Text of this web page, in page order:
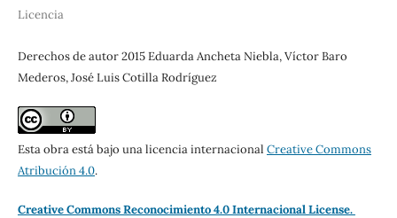
Licencia
Derechos de autor 2015 Eduarda Ancheta Niebla, Víctor Baro
Mederos, José Luis Cotilla Rodríguez
Esta obra está bajo una licencia internacional Creative Commons
Atribución 4.0.
Creative Commons Reconocimiento 4.0 Internacional License.